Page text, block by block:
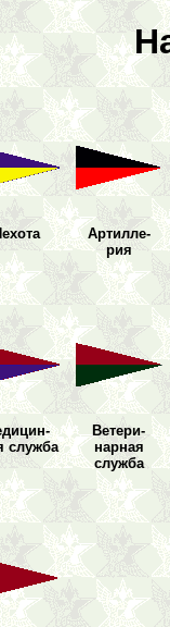
Артилле-
рия
-
служба
Ветери-
нарная
служба